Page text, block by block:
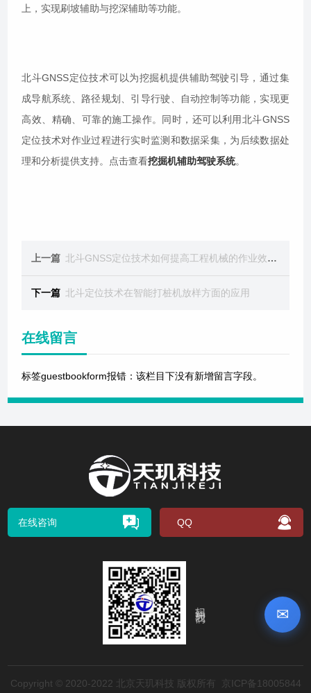
✉
上，实现刷坡辅助与挖深辅助等功能。
北斗GNSS定位技术可以为挖掘机提供辅助驾驶引导，通过集
成导航系统、路径规划、引导行驶、自动控制等功能，实现更
高效、精确、可靠的施工操作。同时，还可以利用北斗GNSS
定位技术对作业过程进行实时监测和数据采集，为后续数据处
理和分析提供支持。点击查看挖掘机辅助驾驶系统。
上一篇 北斗GNSS定位技术如何提高工程机械的作业效率？
下一篇 北斗定位技术在智能打桩机放样方面的应用
在线留言
标签guestbookform报错：该栏目下没有新增留言字段。
在线咨询 QQ
Copyright © 2020-2022 北京天玑科技 版权所有
京ICP备18005844